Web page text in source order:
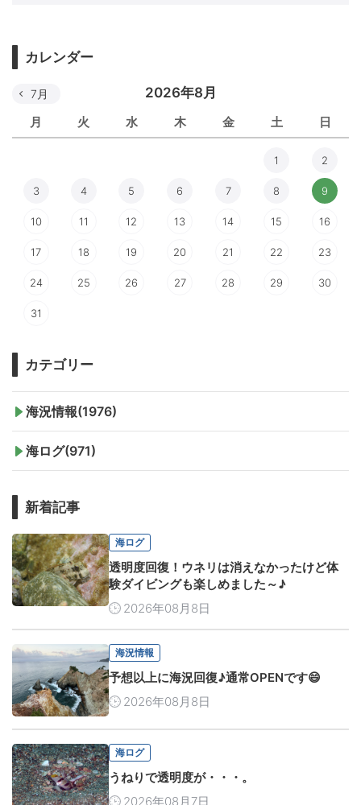
カレンダー
2026年8月
月 火 水 木 金 土 日
7月
1 2
3 4 5 6 7 8 9
10 11 12 13 14 15 16
17 18 19 20 21 22 23
24 25 26 27 28 29 30
31
カテゴリー
海況情報(1976)
海ログ(971)
新着記事
海ログ
透明度回復！ウネリは消えなかったけど体
験ダイビングも楽しめました～♪
2026年08月8日
海況情報
予想以上に海況回復♪通常OPENです😄
2026年08月8日
海ログ
うねりで透明度が・・・。
2026年08月7日